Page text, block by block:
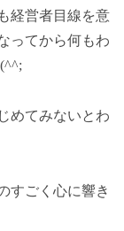
経営者目線を意
ってから何もわ
めてみないとわ
すごく心に響き